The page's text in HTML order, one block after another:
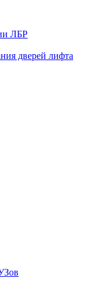
ЛБР
дверей лифта